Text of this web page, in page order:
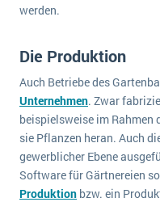
werden.
Die Produktion
Auch Betriebe des
Unternehmen. Zwar
beispielsweise im Rahmen
sie Pflanzen heran. Auch
gewerblicher Ebene
Software für Gärtnereien
Produktion bzw. ein